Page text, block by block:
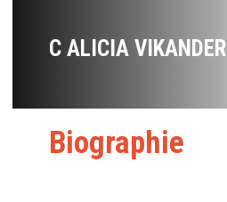
C ALICIA VIKANDER
Biographie